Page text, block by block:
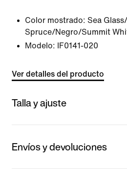
Color mostrado: Sea
Spruce/Negro/Summit
Modelo:
IF0141-020
Ver detalles del producto
Talla y ajuste
Envíos y devoluciones